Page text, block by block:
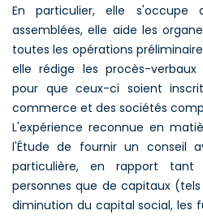
En particulier, elle s'occupe
assemblées, elle aide les
toutes les opérations
elle rédige les procès-
pour que ceux-ci soient
commerce et des sociétés
L'expérience reconnue en
l'Étude de fournir un conseil
particulière, en rapport
personnes que de capitaux
diminution du capital social, les